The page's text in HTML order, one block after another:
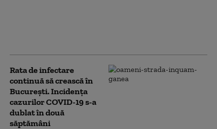
Rata de infectare
continuă să crească în
București. Incidența
cazurilor COVID-19 s-a
dublat în două
săptămâni